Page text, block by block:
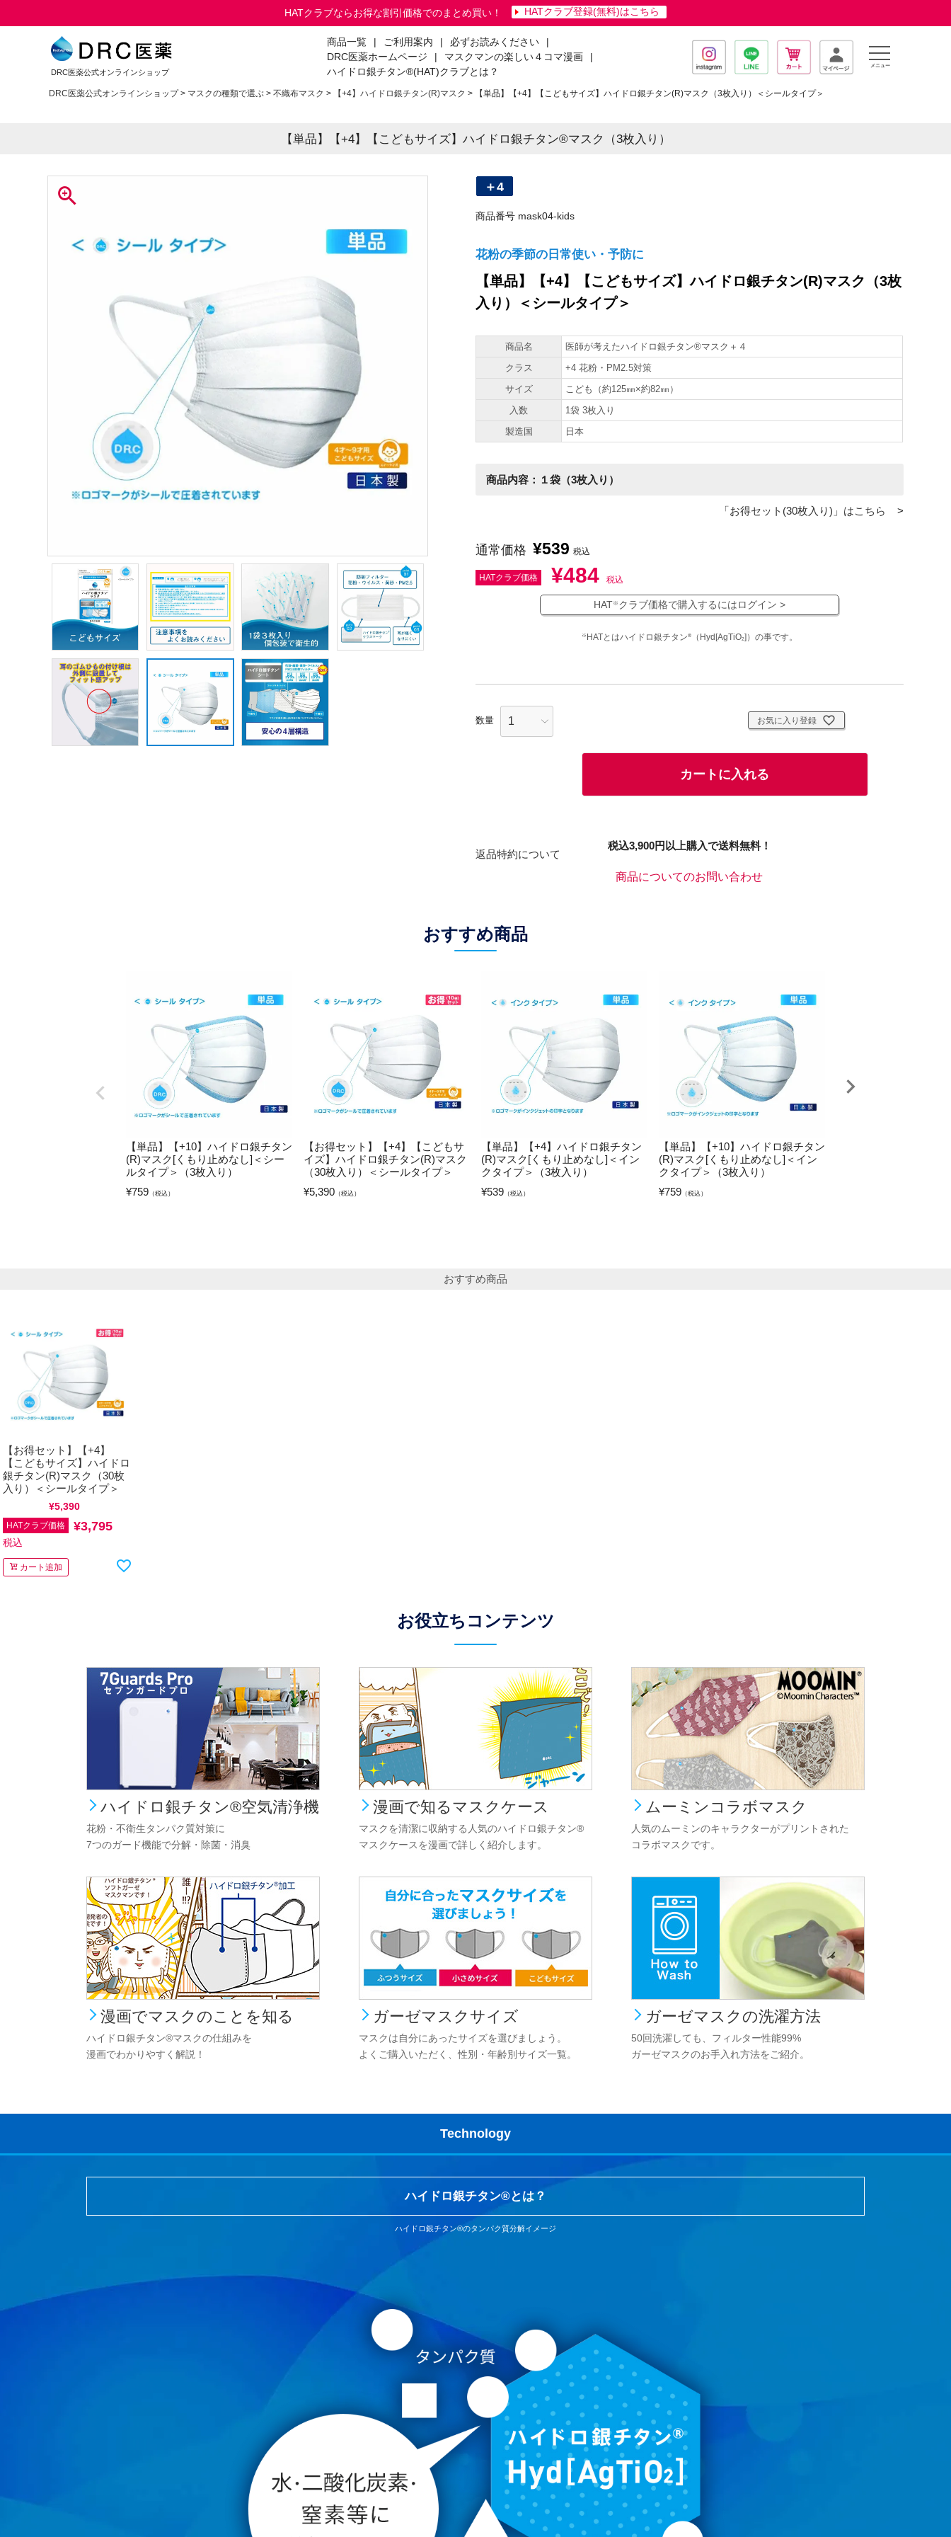
HATクラブならお得な割引価格でのまとめ買い！ HATクラブ登録(無料)はこちら
DRC医薬公式オンラインショップ
商品一覧 ご利用案内 必ずお読みください
DRC医薬ホームページ
マスクマンの楽しい４コマ漫画
ハイドロ銀チタン®(HAT)クラブとは？
メニュー
DRC医薬公式オンラインショップ マスクの種類で選ぶ 不織布マスク 【+4】ハイドロ銀チタン(R)マスク 【単品】【+4】【こどもサイズ】ハイドロ銀チタン(R)マスク（3枚入り）＜シールタイプ＞
【単品】【+4】【こどもサイズ】ハイドロ銀チタン®マスク（3枚入り）
＋4
商品番号 mask04-kids
花粉の季節の日常使い・予防に
【単品】【+4】【こどもサイズ】ハイドロ銀チタン(R)マスク（3枚
入り）＜シールタイプ＞
商品名
医師が考えたハイドロ銀チタン®マスク＋４
クラス
+4 花粉・PM2.5対策
サイズ
こども（約125㎜×約82㎜）
入数
1袋 3枚入り
製造国
日本
商品内容：１袋（3枚入り）
「お得セット(30枚入り)」はこちら >
通常価格 ¥539 税込
HATクラブ価格 ¥484 税込
HAT※ クラブ価格で購入するにはログイン >
※ HATとはハイドロ銀チタン®（Hyd[AgTiO2]）の事です。
お気に入り登録
カートに入れる
税込3,900円以上購入で送料無料！
返品特約について
商品についてのお問い合わせ
おすすめ商品
【単品】【+10】ハイドロ銀チタン
(R)マスク[くもり止めなし]＜シー
ルタイプ＞（3枚入り）
¥759 （税込）
【お得セット】【+4】【こどもサ
イズ】ハイドロ銀チタン(R)マスク
（30枚入り）＜シールタイプ＞
¥5,390 （税込）
【単品】【+4】ハイドロ銀チタン
(R)マスク[くもり止めなし]＜イン
クタイプ＞（3枚入り）
¥539 （税込）
【単品】【+10】ハイドロ銀チタン
(R)マスク[くもり止めなし]＜イン
クタイプ＞（3枚入り）
¥759 （税込）
おすすめ商品
【お得セット】【+4】
【こどもサイズ】ハイドロ
銀チタン(R)マスク（30枚
入り）＜シールタイプ＞
¥5,390
HATクラブ価格 ¥3,795
税込
カート追加
お役立ちコンテンツ
ハイドロ銀チタン®空気清浄機
花粉・不衛生タンパク質対策に
7つのガード機能で分解・除菌・消臭
漫画で知るマスクケース
マスクを清潔に収納する人気のハイドロ銀チタン®
マスクケースを漫画で詳しく紹介します。
ムーミンコラボマスク
人気のムーミンのキャラクターがプリントされた
コラボマスクです。
漫画でマスクのことを知る
ハイドロ銀チタン®マスクの仕組みを
漫画でわかりやすく解説！
ガーゼマスクサイズ
マスクは自分にあったサイズを選びましょう。
よくご購入いただく、性別・年齢別サイズ一覧。
ガーゼマスクの洗濯方法
50回洗濯しても、フィルター性能99%
ガーゼマスクのお手入れ方法をご紹介。
Technology
ハイドロ銀チタン®とは？
ハイドロ銀チタン®のタンパク質分解イメージ